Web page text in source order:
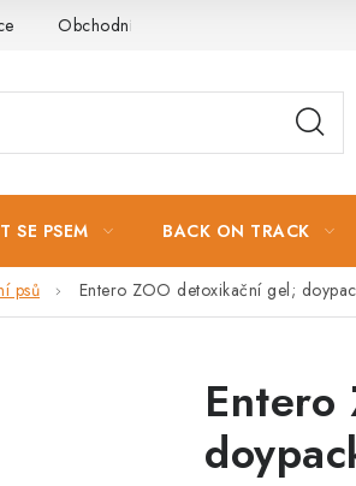
Obchodní podmínky Podmínky
SE PSEM BACK ON TRACK
psů Entero ZOO detoxikační gel;
Entero